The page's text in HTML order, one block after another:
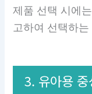
제품 선택 시에
고하여 선택하
3. 유아용 중